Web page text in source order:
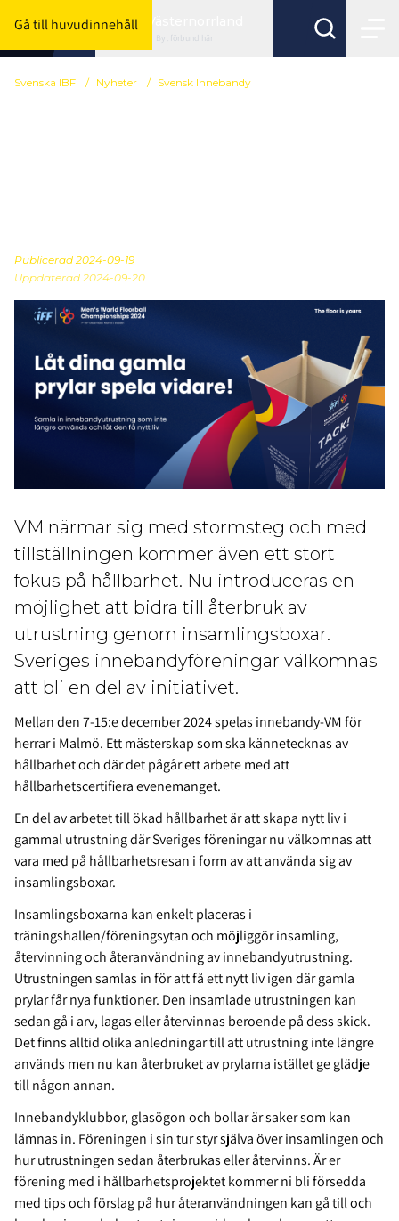
Gå till huvudinnehåll
Byt förbund här
Svenska IBF / Nyheter / Svensk Innebandy
Publicerad 2024-09-19
Uppdaterad 2024-09-20
VM närmar sig med stormsteg och med
tillställningen kommer även ett stort
fokus på hållbarhet. Nu introduceras en
möjlighet att bidra till återbruk av
utrustning genom insamlingsboxar.
Sveriges innebandyföreningar välkomnas
att bli en del av initiativet.
Mellan den 7-15:e december 2024 spelas innebandy-VM för
herrar i Malmö. Ett mästerskap som ska kännetecknas av
hållbarhet och där det pågår ett arbete med att
hållbarhetscertifiera evenemanget.
En del av arbetet till ökad hållbarhet är att skapa nytt liv i
gammal utrustning där Sveriges föreningar nu välkomnas att
vara med på hållbarhetsresan i form av att använda sig av
insamlingsboxar.
Insamlingsboxarna kan enkelt placeras i
träningshallen/föreningsytan och möjliggör insamling,
återvinning och återanvändning av innebandyutrustning.
Utrustningen samlas in för att få ett nytt liv igen där gamla
prylar får nya funktioner. Den insamlade utrustningen kan
sedan gå i arv, lagas eller återvinnas beroende på dess skick.
Det finns alltid olika anledningar till att utrustning inte längre
används men nu kan återbruket av prylarna istället ge glädje
till någon annan.
Innebandyklubbor, glasögon och bollar är saker som kan
lämnas in. Föreningen i sin tur styr själva över insamlingen och
hur utrustningen sedan återbrukas eller återvinns. Är er
förening med i hållbarhetsprojektet kommer ni bli försedda
med tips och förslag på hur återanvändningen kan gå till och